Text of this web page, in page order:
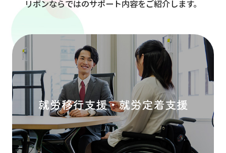
リボンならではのサポート内容をご紹介します。